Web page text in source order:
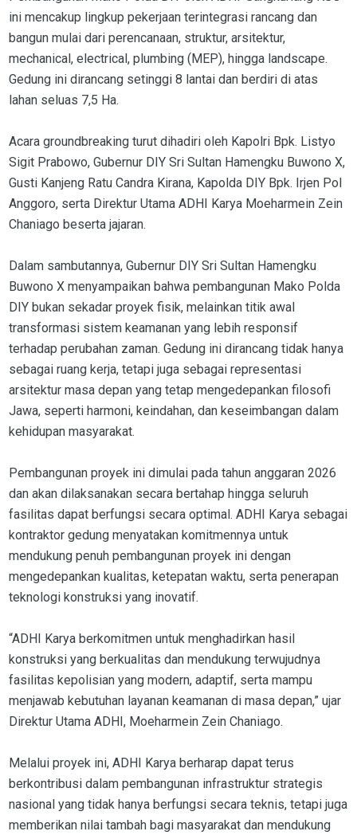
ini mencakup lingkup pekerjaan terintegrasi rancang dan
bangun mulai dari perencanaan, struktur, arsitektur,
mechanical, electrical, plumbing (MEP), hingga landscape.
Gedung ini dirancang setinggi 8 lantai dan berdiri di atas
lahan seluas 7,5 Ha.
Acara groundbreaking turut dihadiri oleh Kapolri Bpk. Listyo
Sigit Prabowo, Gubernur DIY Sri Sultan Hamengku Buwono X,
Gusti Kanjeng Ratu Candra Kirana, Kapolda DIY Bpk. Irjen Pol
Anggoro, serta Direktur Utama ADHI Karya Moeharmein Zein
Chaniago beserta jajaran.
Dalam sambutannya, Gubernur DIY Sri Sultan Hamengku
Buwono X menyampaikan bahwa pembangunan Mako Polda
DIY bukan sekadar proyek fisik, melainkan titik awal
transformasi sistem keamanan yang lebih responsif
terhadap perubahan zaman. Gedung ini dirancang tidak hanya
sebagai ruang kerja, tetapi juga sebagai representasi
arsitektur masa depan yang tetap mengedepankan filosofi
Jawa, seperti harmoni, keindahan, dan keseimbangan dalam
kehidupan masyarakat.
Pembangunan proyek ini dimulai pada tahun anggaran 2026
dan akan dilaksanakan secara bertahap hingga seluruh
fasilitas dapat berfungsi secara optimal. ADHI Karya sebagai
kontraktor gedung menyatakan komitmennya untuk
mendukung penuh pembangunan proyek ini dengan
mengedepankan kualitas, ketepatan waktu, serta penerapan
teknologi konstruksi yang inovatif.
“ADHI Karya berkomitmen untuk menghadirkan hasil
konstruksi yang berkualitas dan mendukung terwujudnya
fasilitas kepolisian yang modern, adaptif, serta mampu
menjawab kebutuhan layanan keamanan di masa depan,” ujar
Direktur Utama ADHI, Moeharmein Zein Chaniago.
Melalui proyek ini, ADHI Karya berharap dapat terus
berkontribusi dalam pembangunan infrastruktur strategis
nasional yang tidak hanya berfungsi secara teknis, tetapi juga
memberikan nilai tambah bagi masyarakat dan mendukung